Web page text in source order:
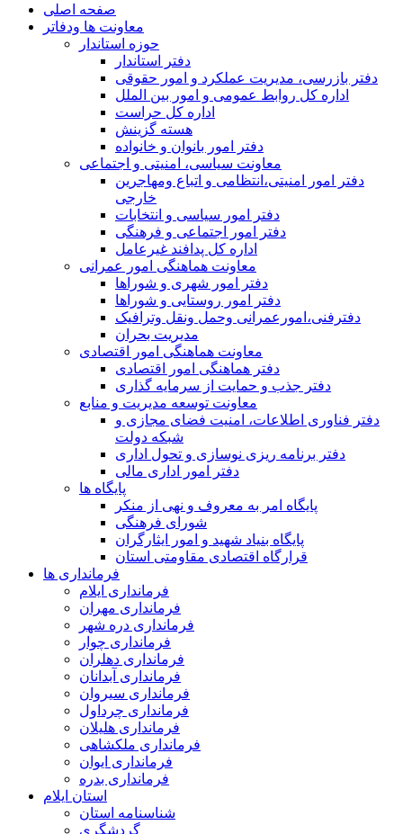
صفحه اصلی
معاونت ها ودفاتر
حوزه استاندار
دفتر استاندار
دفتر بازرسی، مدیریت عملکرد و امور حقوقی
اداره کل روابط عمومی و امور بین الملل
اداره کل حراست
هسته گزینش
دفتر امور بانوان و خانواده
معاونت سیاسی، امنیتی و اجتماعی
دفتر امور امنيتی،انتظامی و اتباع ومهاجرین
خارجی
دفتر امور سیاسی و انتخابات
دفتر امور اجتماعی و فرهنگی
اداره کل پدافند غیرعامل
معاونت هماهنگی امور عمرانی
دفتر امور شهری و شوراها
دفتر امور روستایی و شوراها
دفترفنی،امورعمرانی وحمل ونقل وترافيک
مدیریت بحران
معاونت هماهنگی امور اقتصادی
دفتر هماهنگی امور اقتصادی
دفتر جذب و حمایت از سرمایه گذاری
معاونت توسعه مدیریت و منابع
دفتر فناوری اطلاعات، امنیت فضای مجازی و
شبکه دولت
دفتر برنامه ریزی نوسازی و تحول اداری
دفتر امور اداری مالی
پایگاه ها
پایگاه امر به معروف و نهی از منکر
شورای فرهنگی
پایگاه بنیاد شهید و امور ایثارگران
قرارگاه اقتصادی مقاومتی استان
فرمانداری ها
فرمانداری ایلام
فرمانداری مهران
فرمانداری دره شهر
فرمانداری چوار
فرمانداری دهلران
فرمانداری آبدانان
فرمانداری سیروان
فرمانداری چرداول
فرمانداری هلیلان
فرمانداری ملکشاهی
فرمانداری ایوان
فرمانداری بدره
استان ایلام
شناسنامه استان
گردشگری